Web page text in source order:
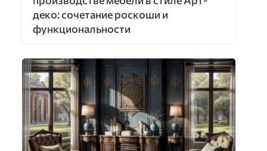
деко: сочетание роскоши и
функциональности